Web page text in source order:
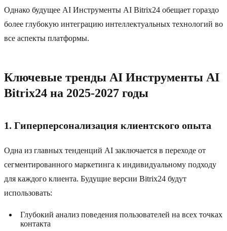
Однако будущее AI Инструменты AI Bitrix24 обещает гораздо
более глубокую интеграцию интеллектуальных технологий во
все аспекты платформы.
Ключевые тренды AI Инструменты AI
Bitrix24 на 2025-2027 годы
1. Гиперперсонализация клиентского опыта
Одна из главных тенденций AI заключается в переходе от
сегментированного маркетинга к индивидуальному подходу
для каждого клиента. Будущие версии Bitrix24 будут
использовать:
Глубокий анализ поведения пользователей на всех точках
контакта